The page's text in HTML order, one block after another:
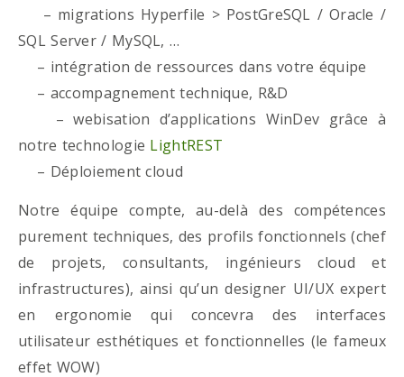
– migrations Hyperfile > PostGreSQL / Oracle /
SQL Server / MySQL, …
– intégration de ressources dans votre équipe
– accompagnement technique, R&D
– webisation d’applications WinDev grâce à
notre technologie LightREST
– Déploiement cloud
Notre équipe compte, au-delà des compétences
purement techniques, des profils fonctionnels (chef
de projets, consultants, ingénieurs cloud et
infrastructures), ainsi qu’un designer UI/UX expert
en ergonomie qui concevra des interfaces
utilisateur esthétiques et fonctionnelles (le fameux
effet WOW)